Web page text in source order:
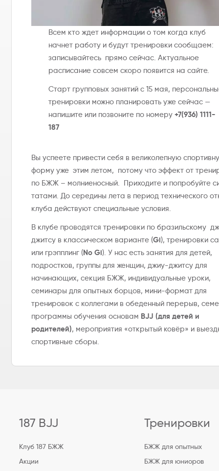
Всем кто ждет информации о том когда клуб
начнет работу и будут тренировки сообщаем:
записывайтесь прямо сейчас. Актуальное
расписание совсем скоро появится на сайте.
Старт групповых занятий с 15 мая,
тренировки можно планировать уже сейчас —
напишите или позвоните по номеру +7(936) 1111-
187
Вы успеете привести себя в великолепную
форму уже этим летом, потому что эффект от
по БЖЖ – молниеносный. Приходите и попробуйте
татами. До середины лета в период технического
клуба действуют специальные условия.
В клубе проводятся тренировки по бразильскому
джитсу в классическом варианте (Gi), тренировки
или грэпплинг (No Gi). У нас есть занятия для детей,
подростков, группы для женщин, джиу-джитсу для
начинающих, секция БЖЖ, индивидуальные уроки,
семинары для опытных борцов, мини-формат для
тренировок с коллегами в обеденный перерыв,
программы обучения основам BJJ (для детей и
родителей), мероприятия «открытый ковёр» и
спортивные сборы.
187 BJJ
Клуб 187 БЖЖ
Акции
Тренировки
БЖЖ для опытных
БЖЖ для юниоров